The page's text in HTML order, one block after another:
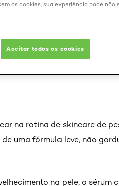
de
na rotina de skincare de
uma fórmula leve, não
na pele, o sérum
os cookies, sua experiência pode não
Aceitar todos os cookies